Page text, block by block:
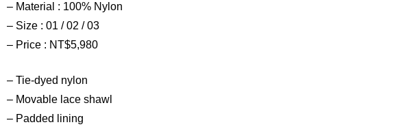
– Material : 100% Nylon
– Size : 01 / 02 / 03
– Price : NT$5,980
– Tie-dyed nylon
– Movable lace shawl
– Padded lining